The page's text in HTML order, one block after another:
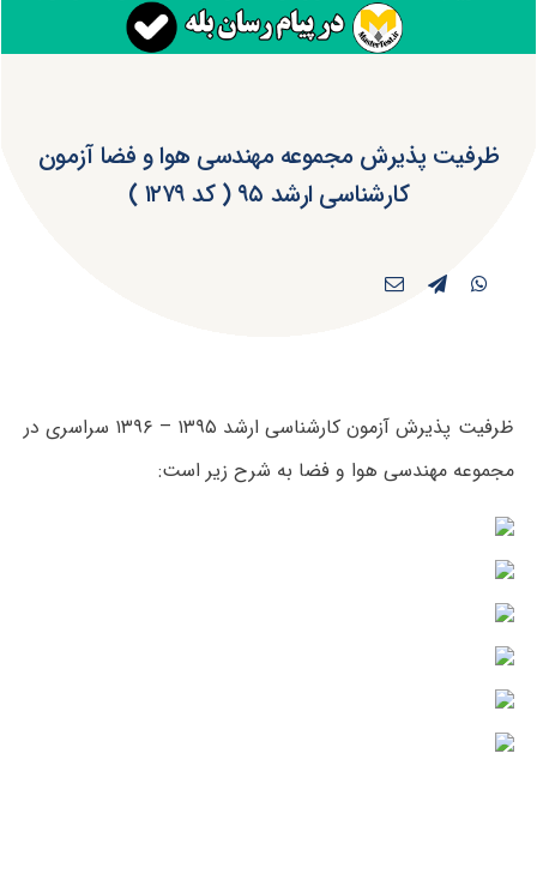
ظرفیت پذیرش مجموعه مهندسی هوا و فضا آزمون
کارشناسی ارشد ۹۵ ( کد ۱۲۷۹ )
ظرفیت پذیرش آزمون کارشناسی ارشد ۱۳۹۵ – ۱۳۹۶ سراسری در
مجموعه مهندسی هوا و فضا به شرح زیر است: